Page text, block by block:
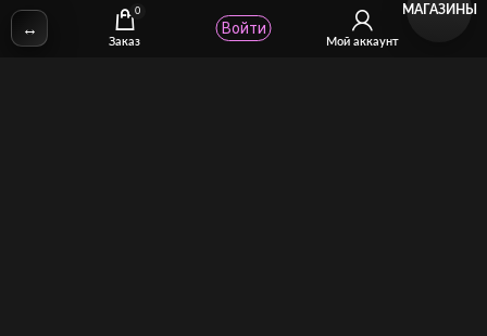
↔
0
Заказ Мой аккаунт
Войти
МАГАЗИНЫ